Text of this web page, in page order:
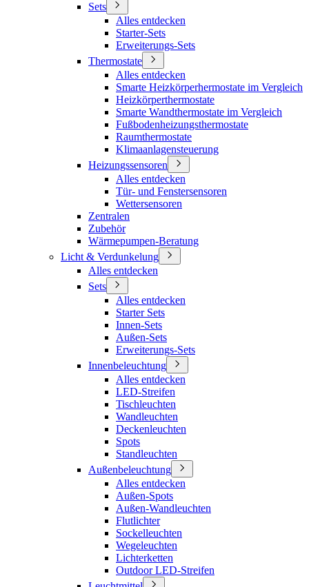
Sets
Alles entdecken
Starter-Sets
Erweiterungs-Sets
Thermostate
Alles entdecken
Smarte Heizkörperhermostate im Vergleich
Heizkörperthermostate
Smarte Wandthermostate im Vergleich
Fußbodenheizungsthermostate
Raumthermostate
Klimaanlagensteuerung
Heizungssensoren
Alles entdecken
Tür- und Fenstersensoren
Wettersensoren
Zentralen
Zubehör
Wärmepumpen-Beratung
Licht & Verdunkelung
Alles entdecken
Sets
Alles entdecken
Starter Sets
Innen-Sets
Außen-Sets
Erweiterungs-Sets
Innenbeleuchtung
Alles entdecken
LED-Streifen
Tischleuchten
Wandleuchten
Deckenleuchten
Spots
Standleuchten
Außenbeleuchtung
Alles entdecken
Außen-Spots
Außen-Wandleuchten
Flutlichter
Sockelleuchten
Wegeleuchten
Lichterketten
Outdoor LED-Streifen